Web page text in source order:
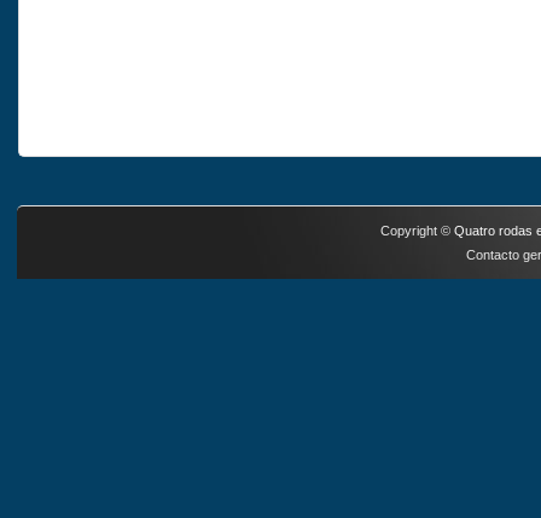
Copyright © Quatro rodas
Contacto